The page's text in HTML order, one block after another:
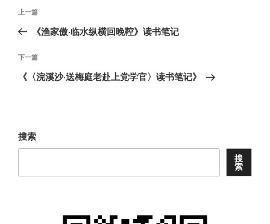
文
导
航
上
一
文
章
上一篇
《渔家傲·临水纵横回晚鞚》读书笔记
下
一
下一篇
《〈浣溪沙·送梅庭老赴上党学官〉读书笔记》
搜索
搜
索